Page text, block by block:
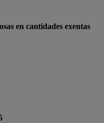
en cantidades exentas